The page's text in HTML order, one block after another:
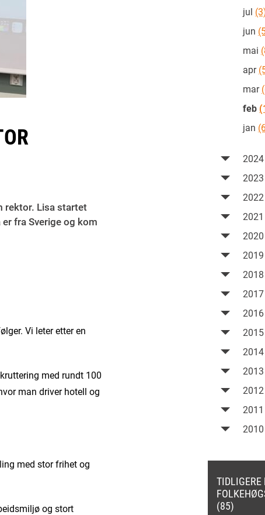
rektor. Lisa startet
fra Sverige og kom
Vi leter etter en
med rundt 100
man driver hotell og
med stor frihet og
og stort
jul
jun
mai
apr
mar
feb
jan
2024
2023
2022
2021
2020
2019
2018
2017
2016
2015
2014
2013
2012
2011
2010
(85)